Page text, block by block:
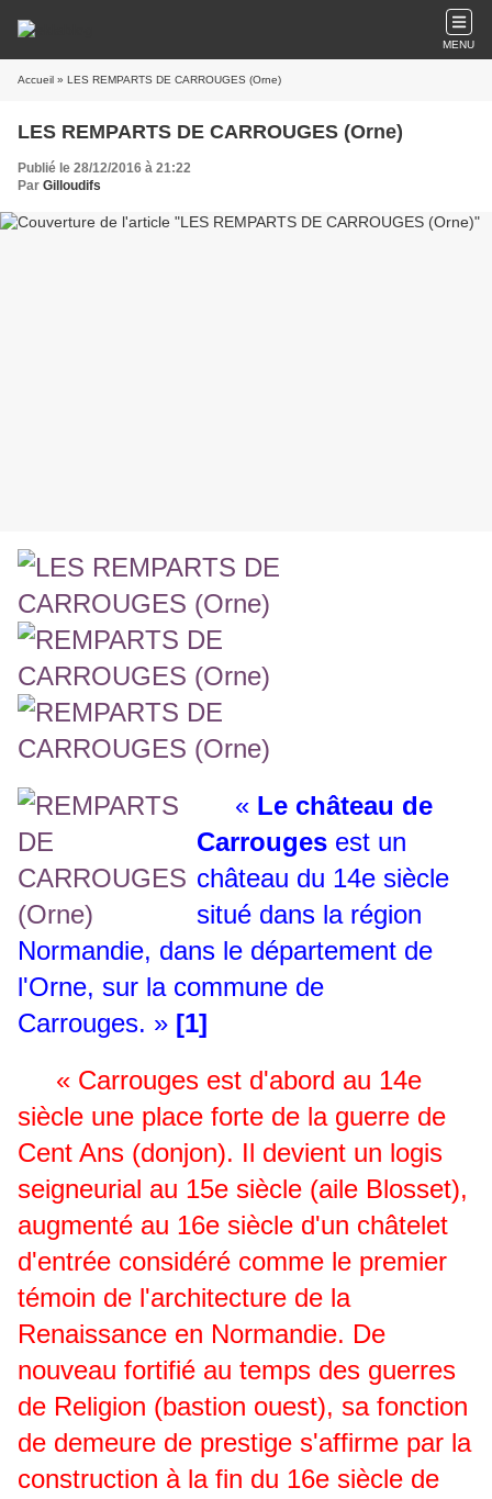
MENU
Accueil » LES REMPARTS DE CARROUGES (Orne)
LES REMPARTS DE CARROUGES (Orne)
Publié le 28/12/2016 à 21:22
Par Gilloudifs
« Le château de
Carrouges est un
château du 14e siècle
situé dans la région
Normandie, dans le département de
l'Orne, sur la commune de
Carrouges. » [1]
« Carrouges est d'abord au 14e
siècle une place forte de la guerre de
Cent Ans (donjon). Il devient un logis
seigneurial au 15e siècle (aile Blosset),
augmenté au 16e siècle d'un châtelet
d'entrée considéré comme le premier
témoin de l'architecture de la
Renaissance en Normandie. De
nouveau fortifié au temps des guerres
de Religion (bastion ouest), sa fonction
de demeure de prestige s'affirme par la
construction à la fin du 16e siècle de